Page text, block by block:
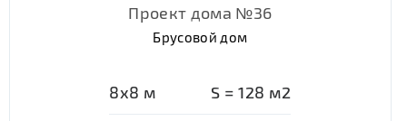
Проект дома №36
Брусовой дом
8х8 м S =128 м2